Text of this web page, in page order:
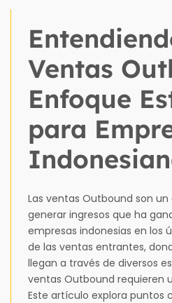
Ventas
Enfoque
para
Las ventas Outbound son
generar ingresos que ha
empresas indonesias en los
de las ventas entrantes,
llegan a través de diversos
ventas Outbound requieren
Este artículo explora puntos